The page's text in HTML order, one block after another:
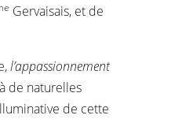
Gervaisais, et de
l’appassionnement
de naturelles
de cette